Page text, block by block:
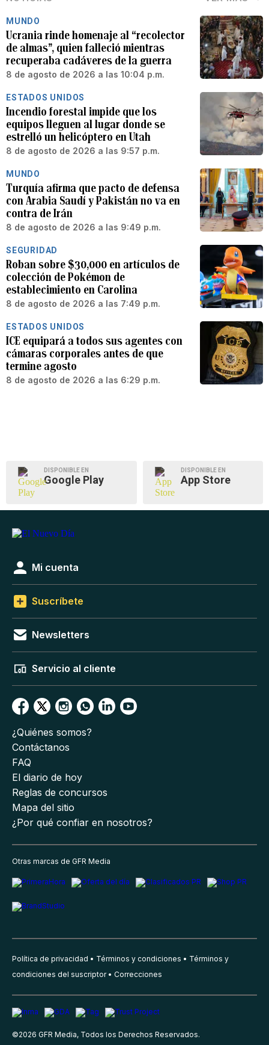
MUNDO
Ucrania rinde homenaje al “recolector
de almas”, quien falleció mientras
recuperaba cadáveres de la guerra
8 de agosto de 2026 a las 10:04 p.m.
ESTADOS UNIDOS
Incendio forestal impide que los
equipos lleguen al lugar donde se
estrelló un helicóptero en Utah
8 de agosto de 2026 a las 9:57 p.m.
MUNDO
Turquía afirma que pacto de defensa
con Arabia Saudí y Pakistán no va en
contra de Irán
8 de agosto de 2026 a las 9:49 p.m.
SEGURIDAD
Roban sobre $30,000 en artículos de
colección de Pokémon de
establecimiento en Carolina
8 de agosto de 2026 a las 7:49 p.m.
ESTADOS UNIDOS
ICE equipará a todos sus agentes con
cámaras corporales antes de que
termine agosto
8 de agosto de 2026 a las 6:29 p.m.
DISPONIBLE EN
Google Play
DISPONIBLE EN
App Store
Mi cuenta
Suscríbete
Newsletters
Servicio al cliente
¿Quiénes somos?
Contáctanos
FAQ
El diario de hoy
Reglas de concursos
Mapa del sitio
¿Por qué confiar en nosotros?
Otras marcas de GFR Media
Política de privacidad Términos y condiciones
Términos y
condiciones del suscriptor
Correcciones
©2026 GFR Media, Todos los Derechos Reservados.